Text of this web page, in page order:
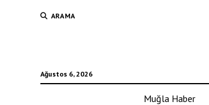
ARAMA
Ağustos 6, 2026
Muğla Haber